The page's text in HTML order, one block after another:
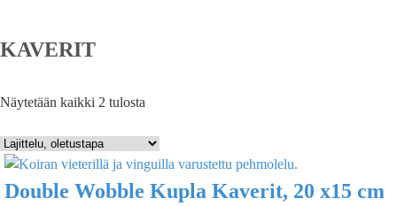
KAVERIT
Näytetään kaikki 2 tulosta
Double Wobble Kupla Kaverit, 20 x15 cm